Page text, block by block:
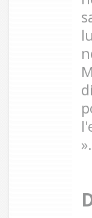
».